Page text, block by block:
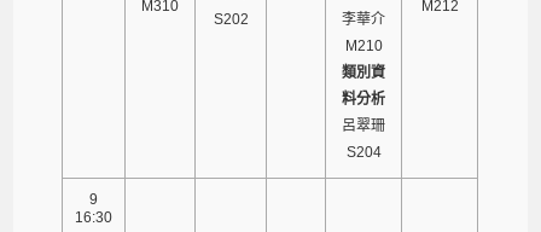
M310
S202
李華介
M210
類別資
料分析
呂翠珊
S204
M212
9
16:30